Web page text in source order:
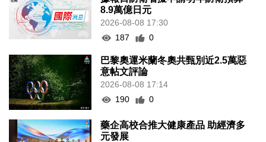
8.9萬億日元
2026-08-08 17:30
187
0
巴黎奧運米蘭冬奧共甄別近2.5萬惡
意帖文評論
2026-08-08 17:14
190
0
藥企高校合推大健康產品 助經濟多
元發展